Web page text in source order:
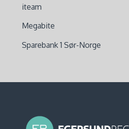
iteam
Megabite
Sparebank 1 Sør-Norge